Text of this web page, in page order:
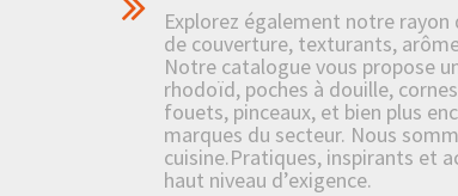
Explorez également notre
de couverture, texturants,
Notre catalogue vous propose
rhodoïd, poches à douille,
fouets, pinceaux, et bien plus
marques du secteur. Nous
cuisine.Pratiques, inspirants et
haut niveau d’exigence.